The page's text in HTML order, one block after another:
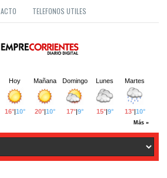
TELEFONOS UTILES